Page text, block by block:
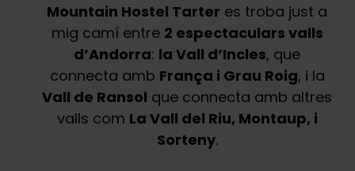
Mountain Hostel Tarter es troba just a
mig camí entre 2 espectaculars valls
d’Andorra: la Vall d’Incles, que
connecta amb França i Grau Roig, i la
Vall de Ransol que connecta amb altres
valls com La Vall del Riu, Montaup, i
Sorteny.